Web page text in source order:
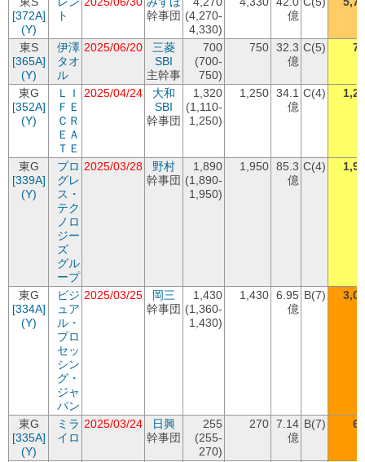
[372A]
(Y)
ト
幹事団 (4,270-
4,330)
億
東S
[365A]
(Y)
伊澤
タオ
ル
2025/06/20
三菱
SBI
主幹事
700
(700-
750)
750 32.3
億
C(5)
東G
[352A]
(Y)
ＬＩ
ＦＥ
ＣＲ
ＥＡ
ＴＥ
2025/04/24
大和
SBI
幹事団
1,320
(1,110-
1,250)
1,250 34.1
億
C(4)
東G
[339A]
(Y)
プロ
グレ
ス・
テク
ノロ
ジー
ズ
グル
ープ
2025/03/28
野村
幹事団
1,890
(1,890-
1,950)
1,950 85.3
億
C(4)
東G
[334A]
(Y)
ビジ
ュア
ル・
プロ
セッ
シン
グ・
ジャ
パン
2025/03/25
岡三
幹事団
1,430
(1,360-
1,430)
1,430 6.95
億
B(7)
東G
[335A]
(Y)
ミラ
イロ
2025/03/24
日興
幹事団
255
(255-
270)
270 7.14
億
B(7)